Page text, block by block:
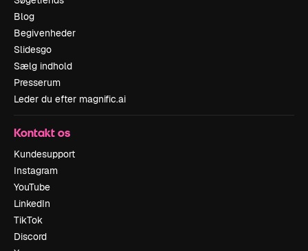
Blog
Begivenheder
Slidesgo
Sælg indhold
Presserum
Leder du efter magnific.ai
Kontakt os
Kundesupport
Instagram
YouTube
LinkedIn
TikTok
Discord